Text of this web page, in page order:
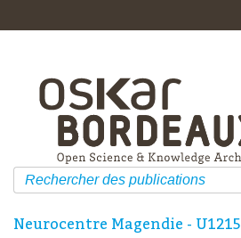
Neurocentre Magendie - U1215